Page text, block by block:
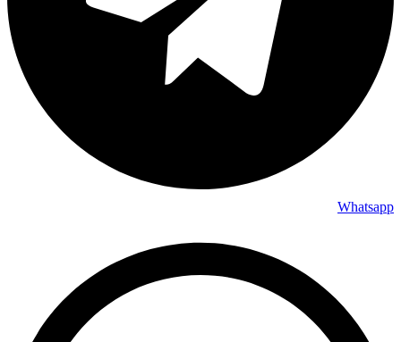
Whatsapp